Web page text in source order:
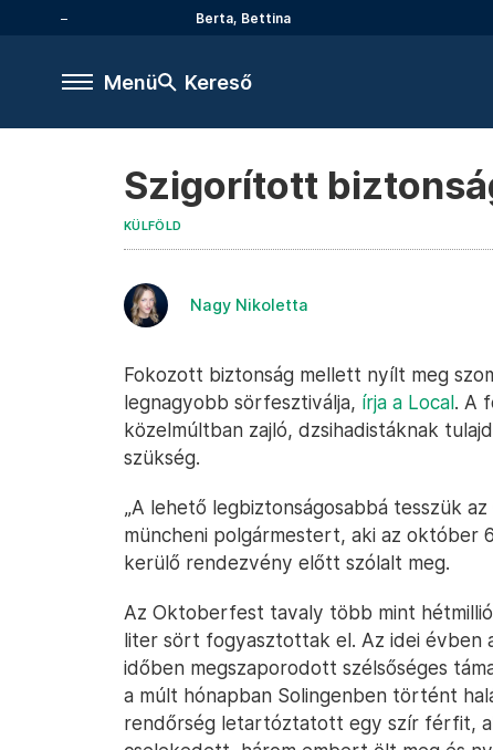
Berta, Bettina
Menü Kereső
Szigorított
KÜLFÖLD
Nagy Nikoletta
Fokozott biztonság mellett nyílt meg
legnagyobb sörfesztiválja, írja a Local. A
közelmúltban zajló, dzsihadistáknak
szükség.
„A lehető legbiztonságosabbá tesszük
müncheni polgármestert, aki az október
kerülő rendezvény előtt szólalt meg.
Az Oktoberfest tavaly több mint
liter sört fogyasztottak el. Az idei évben
időben megszaporodott szélsőséges
a múlt hónapban Solingenben történt
rendőrség letartóztatott egy szír férfit,